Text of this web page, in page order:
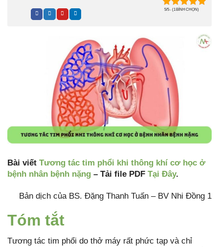
5/5 - (1 BÌNH CHỌN)
Bài viết Tương tác tim phổi khi thông khí cơ học ở
bệnh nhân bệnh nặng – Tải file PDF Tại Đây.
Bản dịch của BS. Đặng Thanh Tuấn – BV Nhi Đồng 1
Tóm tắt
Tương tác tim phổi do thở máy rất phức tạp và chỉ